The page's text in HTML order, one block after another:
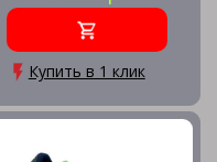
Купить в 1 клик